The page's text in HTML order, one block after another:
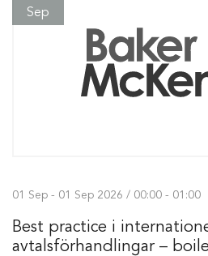
Sep
01 Sep - 01 Sep 2026 / 00:00 - 01:00
Best practice i
avtalsförhandlingar –